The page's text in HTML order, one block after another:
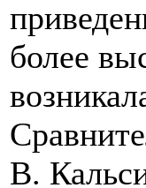
более
В.